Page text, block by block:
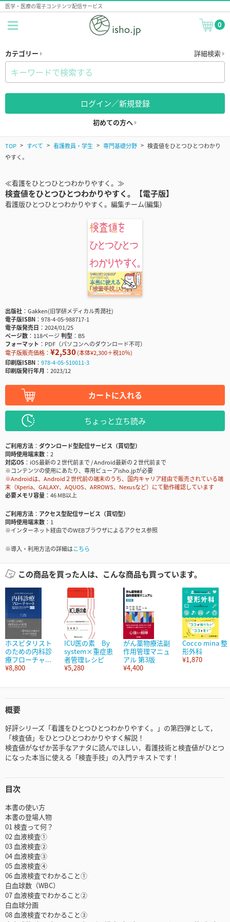
医学・医療の電子コンテンツ配信サービス
0
カテゴリー 詳細検索
ログイン／新規登録
初めての方へ
TOP すべて 看護教員・学生 専門基礎分野
検査値をひとつひとつわかり
やすく。
≪看護をひとつひとつわかりやすく。≫
検査値をひとつひとつわかりやすく。【電子版】
看護版ひとつひとつわかりやすく。編集チーム(編集)
出版社
Gakken(旧学研メディカル秀潤社)
電子版ISBN
978-4-05-988717-1
電子版発売日
2024/01/25
ページ数
118ページ判型
B5
フォーマット
PDF（パソコンへのダウンロード不可）
電子版販売価格： ¥2,530(本体¥2,300＋税10％)
印刷版ISBN
978-4-05-510011-3
印刷版発行年月
2023/12
カートに入れる
ちょっと立ち読み
ご利用方法
ダウンロード型配信サービス（買切型）
同時使用端末数
2
対応OS
iOS最新の２世代前まで / Android最新の２世代前まで
※コンテンツの使用にあたり、専用ビューアisho.jpが必要
※Androidは、Android２世代前の端末のうち、国内キャリア経由で販売されている端
末（Xperia、GALAXY、AQUOS、ARROWS、Nexusなど）にて動作確認しています
必要メモリ容量
46 MB以上
ご利用方法
アクセス型配信サービス（買切型）
同時使用端末数
1
※インターネット経由でのWEBブラウザによるアクセス参照
※導入・利用方法の詳細はこちら
この商品を買った人は、こんな商品も買っています。
ホスピタリスト
のための内科診
療フローチャ...
¥8,800
ICU医の素 By
system×重症患
者管理レシピ
¥5,280
がん薬物療法副
作用管理マニュ
アル 第3版
¥4,400
Cocco mina 整
形外科
¥1,870
概要
好評シリーズ「看護をひとつひとつわかりやすく。」の第四弾として，
「検査値」をひとつひとつわかりやすく解説！
検査値がなぜか苦手なアナタに読んでほしい，看護技術と検査値がひとつ
になった本当に使える「検査手技」の入門テキストです！
目次
本書の使い方
本書の登場人物
01 検査って何？
02 血液検査①
03 血液検査②
04 血液検査③
05 血液検査④
06 血液検査でわかること①
白血球数（WBC）
07 血液検査でわかること②
白血球分画
08 血液検査でわかること③